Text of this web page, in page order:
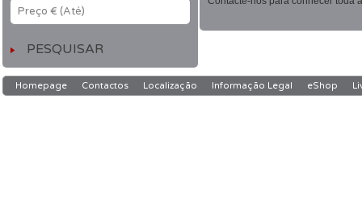
Preço € (Até)
Homepage Contactos Localização Informação Legal eShop